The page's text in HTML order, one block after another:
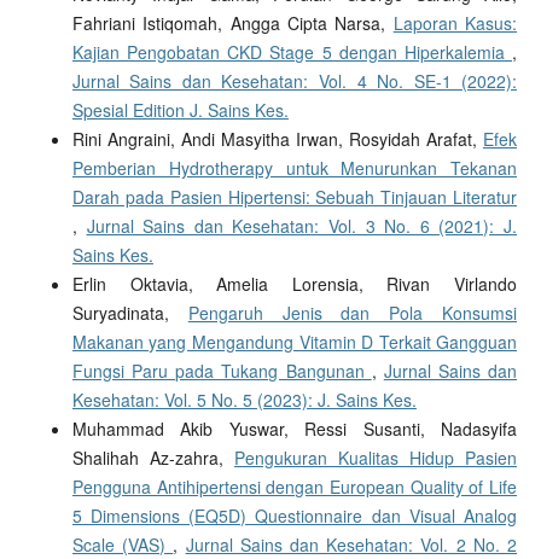
Fahriani Istiqomah, Angga Cipta Narsa, Laporan Kasus:
Kajian Pengobatan CKD Stage 5 dengan Hiperkalemia ,
Jurnal Sains dan Kesehatan: Vol. 4 No. SE-1 (2022):
Spesial Edition J. Sains Kes.
Rini Angraini, Andi Masyitha Irwan, Rosyidah Arafat, Efek
Pemberian Hydrotherapy untuk Menurunkan Tekanan
Darah pada Pasien Hipertensi: Sebuah Tinjauan Literatur
, Jurnal Sains dan Kesehatan: Vol. 3 No. 6 (2021): J.
Sains Kes.
Erlin Oktavia, Amelia Lorensia, Rivan Virlando
Suryadinata, Pengaruh Jenis dan Pola Konsumsi
Makanan yang Mengandung Vitamin D Terkait Gangguan
Fungsi Paru pada Tukang Bangunan , Jurnal Sains dan
Kesehatan: Vol. 5 No. 5 (2023): J. Sains Kes.
Muhammad Akib Yuswar, Ressi Susanti, Nadasyifa
Shalihah Az-zahra, Pengukuran Kualitas Hidup Pasien
Pengguna Antihipertensi dengan European Quality of Life
5 Dimensions (EQ5D) Questionnaire dan Visual Analog
Scale (VAS) , Jurnal Sains dan Kesehatan: Vol. 2 No. 2